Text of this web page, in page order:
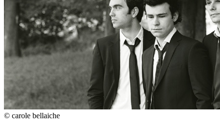
© carole bellaiche